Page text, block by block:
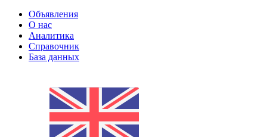
Объявления
О нас
Аналитика
Справочник
База данных